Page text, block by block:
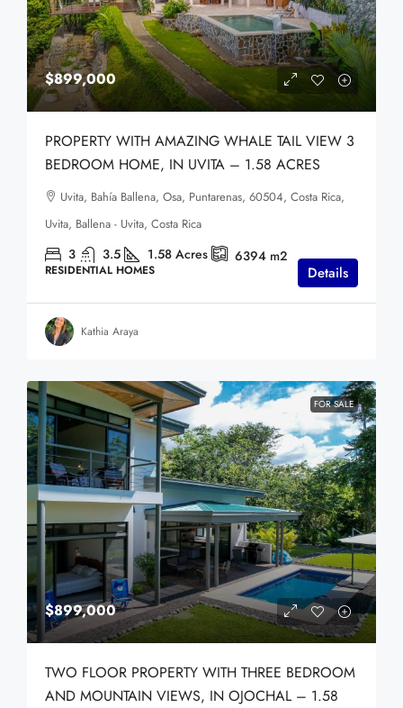
$899,000
PROPERTY WITH AMAZING WHALE TAIL VIEW 3
BEDROOM HOME, IN UVITA – 1.58 ACRES
Uvita, Bahía Ballena, Osa, Puntarenas, 60504, Costa Rica,
Uvita, Ballena - Uvita, Costa Rica
3 3.5 1.58 Acres 6394 m2
RESIDENTIAL HOMES Details
Kathia Araya
FOR SALE
$899,000
TWO FLOOR PROPERTY WITH THREE BEDROOM
AND MOUNTAIN VIEWS, IN OJOCHAL – 1.58